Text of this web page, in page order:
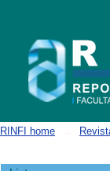
RINFI home